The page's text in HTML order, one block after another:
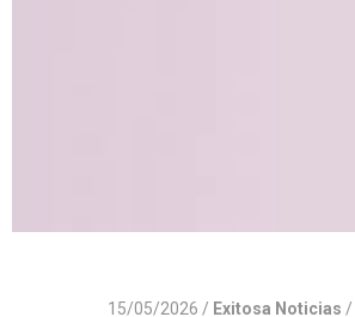
15/05/2026 / Exitosa Noticias /